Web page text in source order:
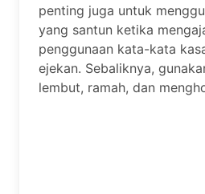
penting juga untuk
yang santun ketika
penggunaan kata-kata
ejekan. Sebaliknya,
lembut, ramah, dan